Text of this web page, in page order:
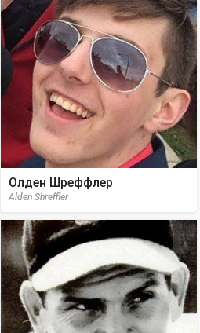
Олден Шреффлер
Alden Shreffler